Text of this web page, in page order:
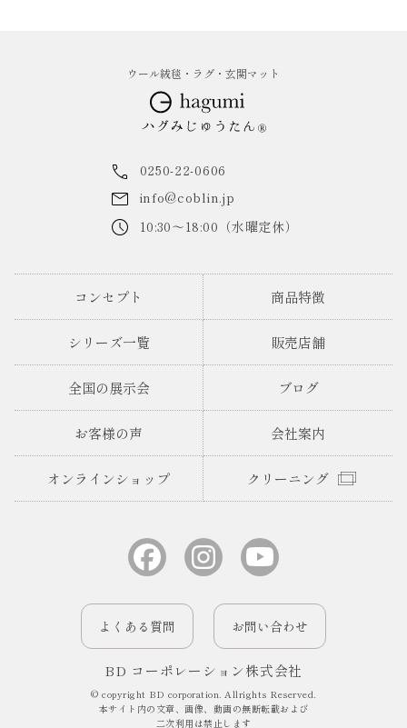
ウール絨毯・ラグ・玄関マット
0250-22-0606
info@coblin.jp
10:30～18:00（水曜定休）
コンセプト 商品特徴
シリーズ一覧 販売店舗
全国の展示会 ブログ
お客様の声 会社案内
オンラインショップ クリーニング
よくある質問 お問い合わせ
BD コーポレーション株式会社
© copyright BD corporation. Allrights Reserved.
本サイト内の文章、画像、動画の無断転載および
二次利用は禁止します